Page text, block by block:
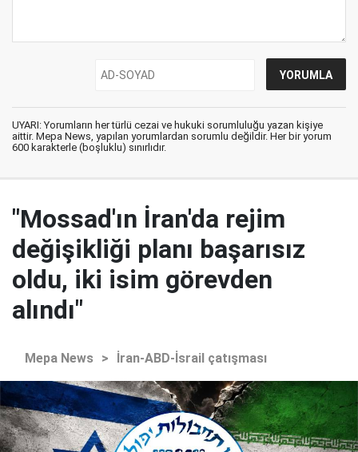
UYARI: Yorumların her türlü cezai ve hukuki sorumluluğu yazan kişiye
aittir. Mepa News, yapılan yorumlardan sorumlu değildir. Her bir yorum
600 karakterle (boşluklu) sınırlıdır.
"Mossad'ın İran'da rejim
değişikliği planı başarısız
oldu, iki isim görevden
alındı"
Mepa News > İran-ABD-İsrail çatışması